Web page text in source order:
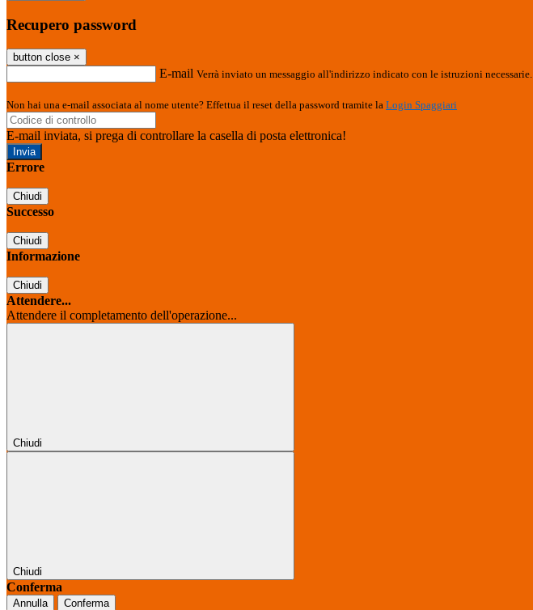
Recupero password
button close ×
E-mail Verrà inviato un messaggio all'indirizzo indicato con le istruzioni necessarie.
Non hai una e-mail associata al nome utente? Effettua il reset della password tramite la Login Spaggiari
E-mail inviata, si prega di controllare la casella di posta elettronica!
Errore
Chiudi
Successo
Chiudi
Informazione
Chiudi
Attendere...
Attendere il completamento dell'operazione...
Chiudi
Chiudi
Conferma
Annulla Conferma